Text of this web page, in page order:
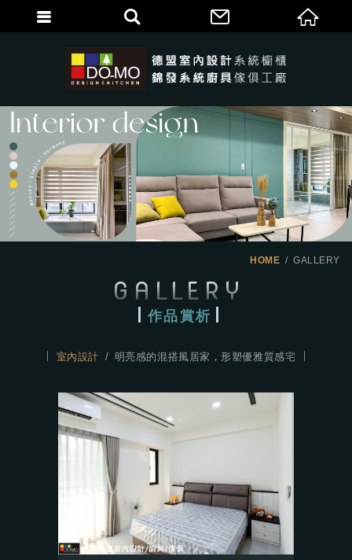
HOME GALLERY
GALLERY
作品賞析
室內設計 明亮感的混搭風居家，形塑優雅質感宅